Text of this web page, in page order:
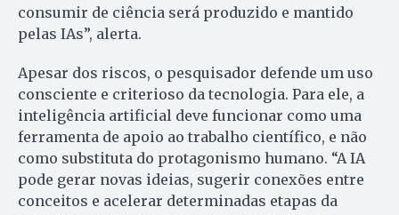
consumir de ciência será produzido e mantido
pelas IAs”, alerta.
Apesar dos riscos, o pesquisador defende um uso
consciente e criterioso da tecnologia. Para ele, a
inteligência artificial deve funcionar como uma
ferramenta de apoio ao trabalho científico, e não
como substituta do protagonismo humano. “A IA
pode gerar novas ideias, sugerir conexões entre
conceitos e acelerar determinadas etapas da